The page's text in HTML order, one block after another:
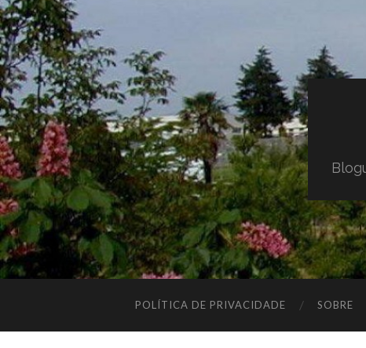
POLÍTICA DE PRIVACIDADE SOBRE